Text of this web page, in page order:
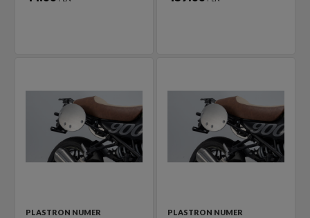
PLASTRON NUMER
PLASTRON NUMER